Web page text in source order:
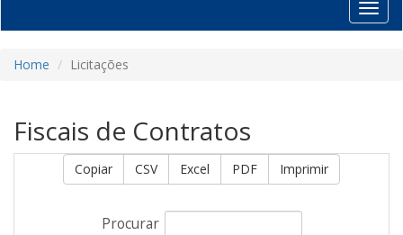
Home Licitações
Fiscais de Contratos
Copiar CSV Excel PDF Imprimir
Procurar